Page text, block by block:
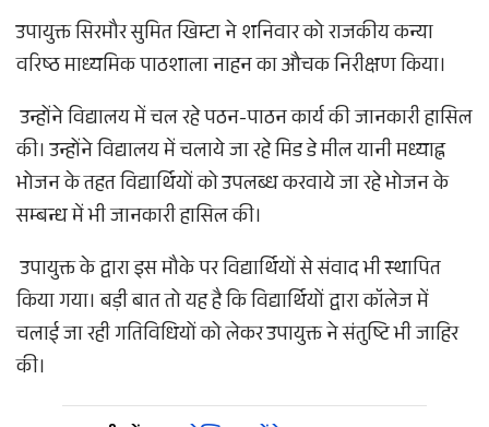
उपायुक्त सिरमौर सुमित खिम्टा ने शनिवार को राजकीय कन्या
वरिष्ठ माध्यमिक पाठशाला नाहन का औचक निरीक्षण किया।
उन्होंने विद्यालय में चल रहे पठन-पाठन कार्य की जानकारी हासिल
की। उन्होंने विद्यालय में चलाये जा रहे मिड डे मील यानी मध्याह्न
भोजन के तहत विद्यार्थियों को उपलब्ध करवाये जा रहे भोजन के
सम्बन्ध में भी जानकारी हासिल की।
उपायुक्त के द्वारा इस मौके पर विद्यार्थियों से संवाद भी स्थापित
किया गया। बड़ी बात तो यह है कि विद्यार्थियों द्वारा कॉलेज में
चलाई जा रही गतिविधियों को लेकर उपायुक्त ने संतुष्टि भी जाहिर
की।